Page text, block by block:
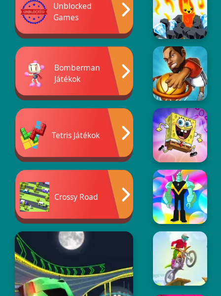
Unblocked
Games
Bomberman
Játékok
Tetris Játékok
Crossy Road